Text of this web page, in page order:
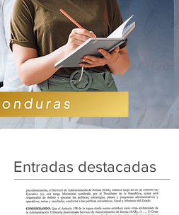
Entradas destacadas